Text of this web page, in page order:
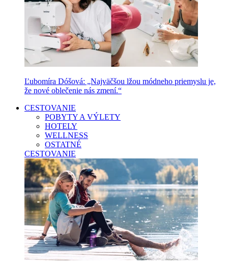
Ľubomíra Dóšová: „Najväčšou lžou módneho priemyslu je,
že nové oblečenie nás zmení.“
CESTOVANIE
POBYTY A VÝLETY
HOTELY
WELLNESS
OSTATNÉ
CESTOVANIE